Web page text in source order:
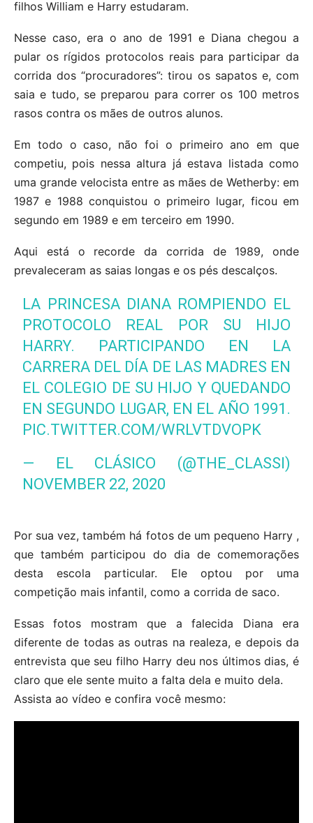
filhos William e Harry estudaram.
Nesse caso, era o ano de 1991 e Diana chegou a
pular os rígidos protocolos reais para participar da
corrida dos “procuradores”: tirou os sapatos e, com
saia e tudo, se preparou para correr os 100 metros
rasos contra os mães de outros alunos.
Em todo o caso, não foi o primeiro ano em que
competiu, pois nessa altura já estava listada como
uma grande velocista entre as mães de Wetherby: em
1987 e 1988 conquistou o primeiro lugar, ficou em
segundo em 1989 e em terceiro em 1990.
Aqui está o recorde da corrida de 1989, onde
prevaleceram as saias longas e os pés descalços.
LA PRINCESA DIANA ROMPIENDO EL
PROTOCOLO REAL POR SU HIJO
HARRY. PARTICIPANDO EN LA
CARRERA DEL DÍA DE LAS MADRES EN
EL COLEGIO DE SU HIJO Y QUEDANDO
EN SEGUNDO LUGAR, EN EL AÑO 1991.
PIC.TWITTER.COM/WRLVTDVOPK
— EL CLÁSICO (@THE_CLASSI)
NOVEMBER 22, 2020
Por sua vez, também há fotos de um pequeno Harry ,
que também participou do dia de comemorações
desta escola particular. Ele optou por uma
competição mais infantil, como a corrida de saco.
Essas fotos mostram que a falecida Diana era
diferente de todas as outras na realeza, e depois da
entrevista que seu filho Harry deu nos últimos dias, é
claro que ele sente muito a falta dela e muito dela.
Assista ao vídeo e confira você mesmo: